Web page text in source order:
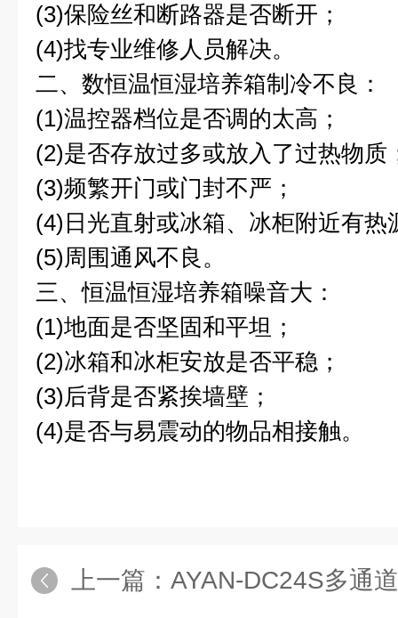
(3)保险丝和断路器是否断开；
(4)找专业维修人员解决。
二、数恒温恒湿培养箱制冷不良：
(1)温控器档位是否调的太高；
(2)是否存放过多或放入了过热物质
(3)频繁开门或门封不严；
(4)日光直射或冰箱、冰柜附近有热
(5)周围通风不良。
三、恒温恒湿培养箱噪音大：
(1)地面是否坚固和平坦；
(2)冰箱和冰柜安放是否平稳；
(3)后背是否紧挨墙壁；
(4)是否与易震动的物品相接触。
上一篇： AYAN-DC24S多通道氮